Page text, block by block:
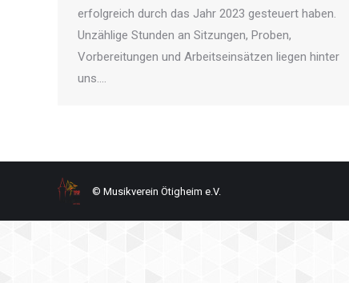
erfolgreich durch das Jahr 2023 gesteuert haben.
Unzählige Stunden an Sitzungen, Proben,
Vorbereitungen und Arbeitseinsätzen liegen hinter
uns.…
© Musikverein Ötigheim e.V.